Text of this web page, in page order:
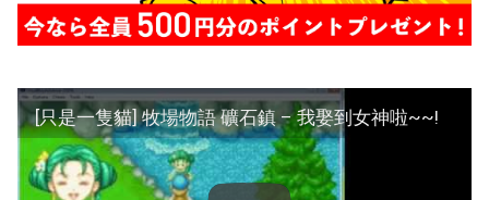
[只是一隻貓] 牧場物語 礦石鎮 – 我娶到女神啦~~!